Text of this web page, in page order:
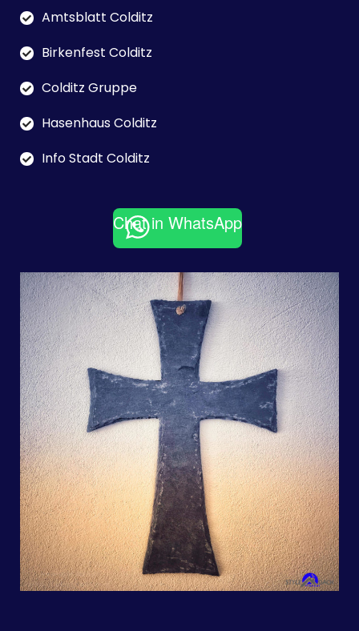
Amtsblatt Colditz
Birkenfest Colditz
Colditz Gruppe
Hasenhaus Colditz
Info Stadt Colditz
Chat in WhatsApp